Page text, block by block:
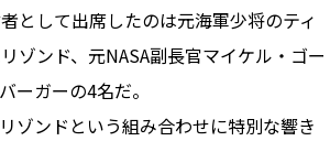
して出席したのは元海軍少将のティ
ゾンド、元NASA副長官マイケル・ゴー
ーガーの4名だ。
ゾンドという組み合わせに特別な響き